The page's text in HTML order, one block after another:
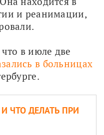
и реанимации,
в июле две
в больницах
ЧТО ДЕЛАТЬ ПРИ